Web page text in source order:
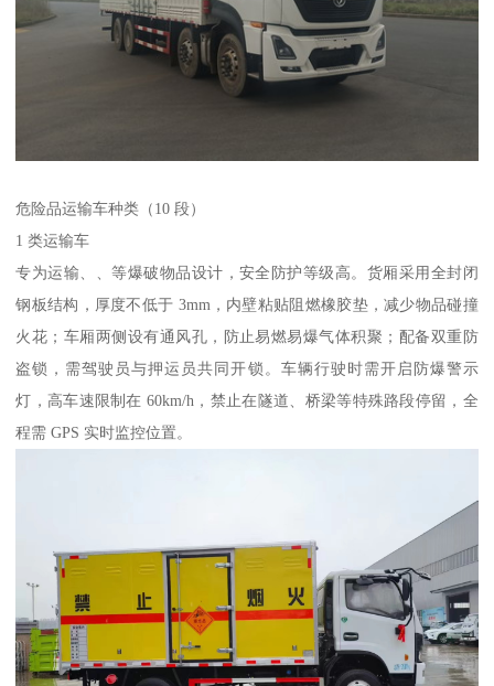
危险品运输车种类（10 段）​
1 类运输车​
专为运输、、等爆破物品设计，安全防护等级高。货厢采用全封闭
钢板结构，厚度不低于 3mm，内壁粘贴阻燃橡胶垫，减少物品碰撞
火花；车厢两侧设有通风孔，防止易燃易爆气体积聚；配备双重防
盗锁，需驾驶员与押运员共同开锁。车辆行驶时需开启防爆警示
灯，高车速限制在 60km/h，禁止在隧道、桥梁等特殊路段停留，全
程需 GPS 实时监控位置。​